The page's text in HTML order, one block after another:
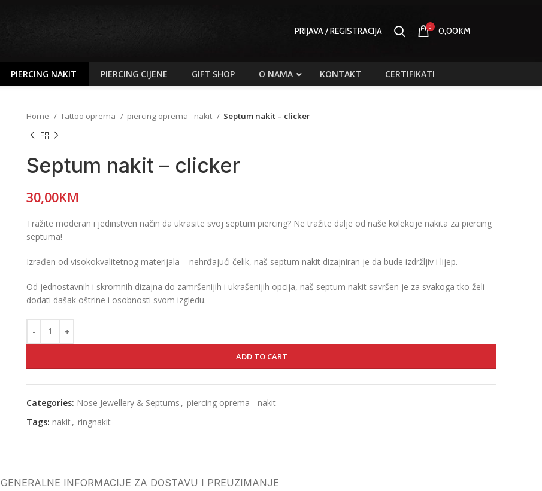
PRIJAVA / REGISTRACIJA 0 0,00KM
PIERCING NAKIT PIERCING CIJENE GIFT SHOP O NAMA KONTAKT CERTIFIKATI
Home Tattoo oprema piercing oprema - nakit Septum nakit – clicker
Septum nakit – clicker
30,00KM
Tražite moderan i jedinstven način da ukrasite svoj septum piercing? Ne tražite dalje od naše kolekcije nakita za piercing
septuma!
Izrađen od visokokvalitetnog materijala – nehrđajući čelik, naš septum nakit dizajniran je da bude izdržljiv i lijep.
Od jednostavnih i skromnih dizajna do zamršenijih i ukrašenijih opcija, naš septum nakit savršen je za svakoga tko želi
dodati dašak oštrine i osobnosti svom izgledu.
ADD TO CART
Categories: Nose Jewellery & Septums , piercing oprema - nakit
Tags: nakit, ringnakit
GENERALNE INFORMACIJE ZA DOSTAVU I PREUZIMANJE